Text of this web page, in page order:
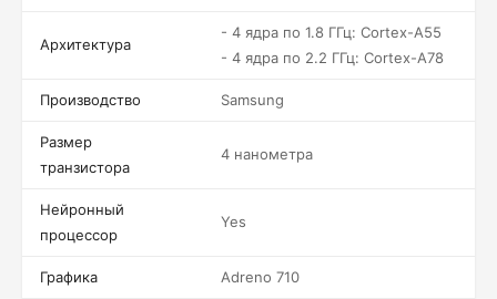
Архитектура
- 4 ядра по 1.8 ГГц: Cortex-A55
- 4 ядра по 2.2 ГГц: Cortex-A78
Производство Samsung
Размер
транзистора
4 нанометра
Нейронный
процессор
Yes
Графика Adreno 710